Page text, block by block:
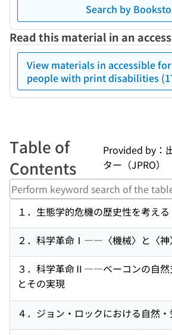
Search by
Read this material in an
View materials in accessible
people with print disabilities
Table of
Contents
Provided by：
ター（JPRO）
１．生態学的危機の歴史性を考える
２．科学革命Ⅰ――〈機械〉と〈神
３．科学革命Ⅱ――ベーコンの自然
とその実現
４．ジョン・ロックにおける自然